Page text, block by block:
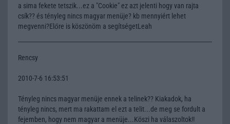
a sima fekete tetszik...ez a "Cookie" ez azt jelenti hogy van rajta
csík?? és tényleg nincs magyar menüje? kb mennyiért lehet
megvenni?Előre is köszönöm a segítségetLeah
Rencsy
2010-7-6 16:53:51
Tényleg nincs magyar menüje ennek a telinek?? Kiakadok, ha
tényleg nincs, mert ma rakattam el ezt a telit...de meg se fordult a
fejemben, hogy nem magyar a menüje...Köszi ha válaszoltok!!